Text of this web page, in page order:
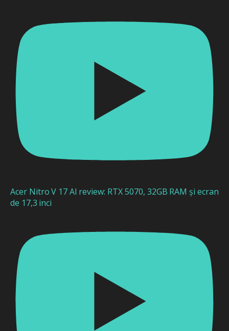
Acer Nitro V 17 AI review: RTX 5070, 32GB RAM și ecran
de 17,3 inci